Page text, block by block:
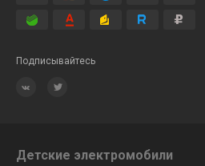
Подписывайтесь
Детские электромобили